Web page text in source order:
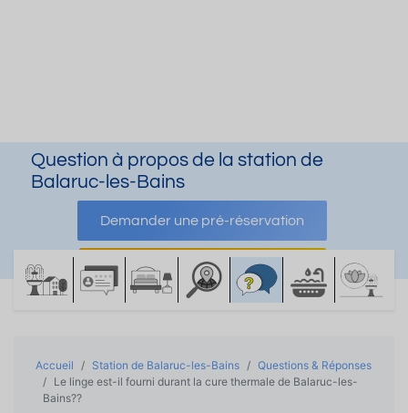
Question à propos de la station de
Balaruc-les-Bains
Demander une pré-réservation
Demander une documentation
Accueil Station de Balaruc-les-Bains
Questions & Réponses
Le linge est-il fourni durant la cure thermale de Balaruc-les-
Bains??